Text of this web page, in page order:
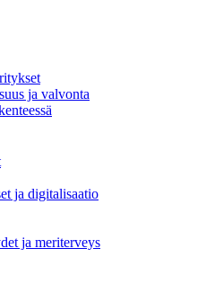
ja valvonta
ja digitalisaatio
ja meriterveys